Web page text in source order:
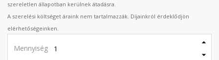
szereletlen állapotban kerülnek átadásra.
A szerelési költséget áraink nem tartalmazzák. Díjainkról érdeklődjön
elérhetőségeinken.
Mennyiség